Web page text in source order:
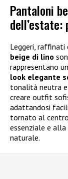
Pantaloni
Leggeri, raffinati
beige di lino
rappresentano
look elegante
tonalità neutra
creare outfit
adattandosi
tornato al
essenziale e
naturale.